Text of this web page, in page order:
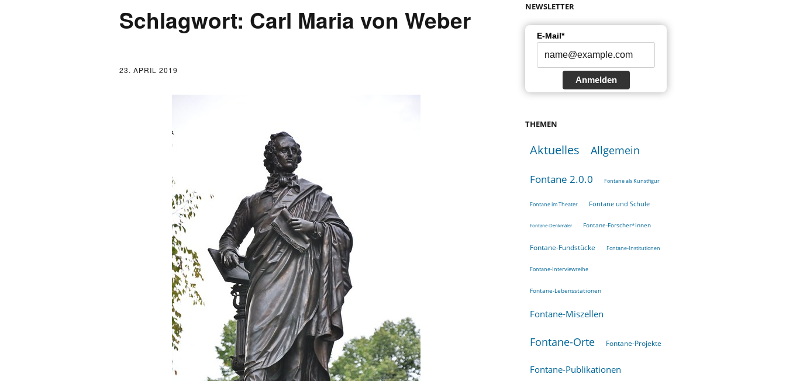
FORSCHER*INNEN
FONTANE-INSTITUTIONEN
FONTANE-
LEBENSSTATIONEN
FONTANE-ORTE
FONTANE-PROJEKTE
Schlagwort: Carl Maria von Weber
23. APRIL 2019
NEWSLETTER
E-Mail*
Anmelden
THEMEN
Aktuelles Allgemein
Fontane 2.0.0 Fontane als Kunstfigur
Fontane im Theater Fontane und Schule
Fontane-Denkmäler Fontane-Forscher*innen
Fontane-Fundstücke Fontane-Institutionen
Fontane-Interviewreihe
Fontane-Lebensstationen
Fontane-Miszellen
Fontane-Orte Fontane-Projekte
Fontane-Publikationen